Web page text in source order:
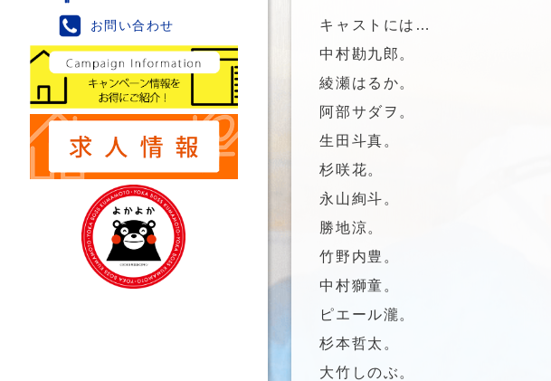
お問い合わせ
キャストには…
中村勘九郎。
綾瀬はるか。
阿部サダヲ。
生田斗真。
杉咲花。
永山絢斗。
勝地涼。
竹野内豊。
中村獅童。
ピエール瀧。
杉本哲太。
大竹しのぶ。